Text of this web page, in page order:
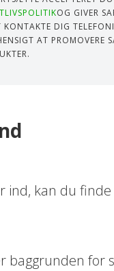
OG GIVER
KONTAKTE DIG
AT PROMOVERE
ind, kan du
baggrunden for